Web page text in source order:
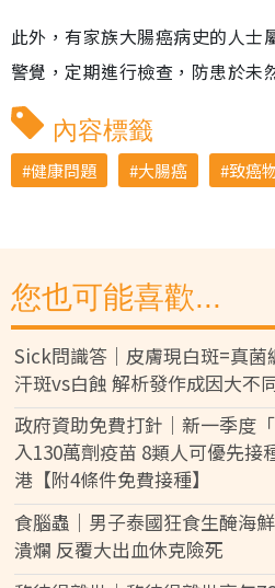
此外，有家族大腸癌病史的人士
警覺，定期進行檢查，防患於未
內容標籤
健康問題 大腸癌 致癌
您也可能喜歡...
Sick問識答｜皮膚現白斑=真菌
汗斑vs白蝕 解析發作成因大不
政府資助免費打針｜新一季度
入130萬劑疫苗 8類人可優先接
港【附4條件免費接種】
食腦蟲｜男子泰國狂食生醃海
潰爛 反覆大出血休克險死